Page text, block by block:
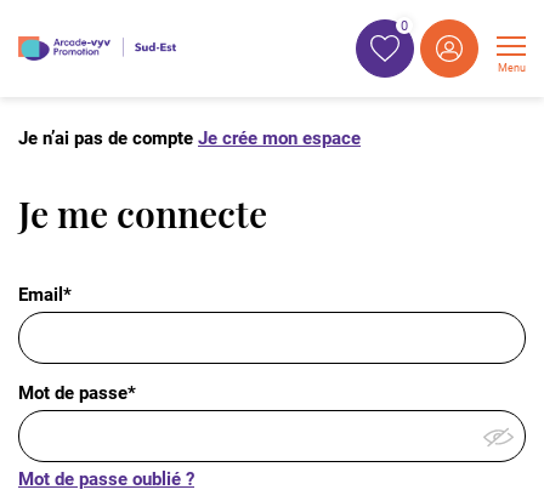
0
Menu
Je n’ai pas de compte Je crée mon espace
Je me connecte
Email*
Mot de passe*
Mot de passe oublié ?